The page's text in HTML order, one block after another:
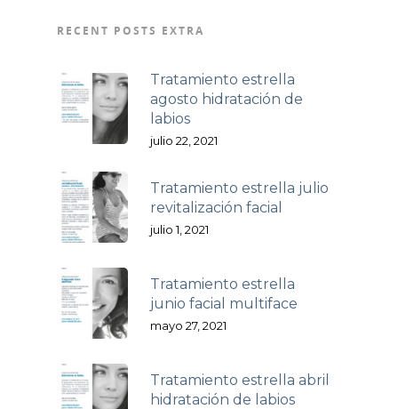
RECENT POSTS EXTRA
Tratamiento estrella
agosto hidratación de
labios
julio 22, 2021
Tratamiento estrella julio
revitalización facial
julio 1, 2021
Tratamiento estrella
junio facial multiface
mayo 27, 2021
Tratamiento estrella abril
hidratación de labios